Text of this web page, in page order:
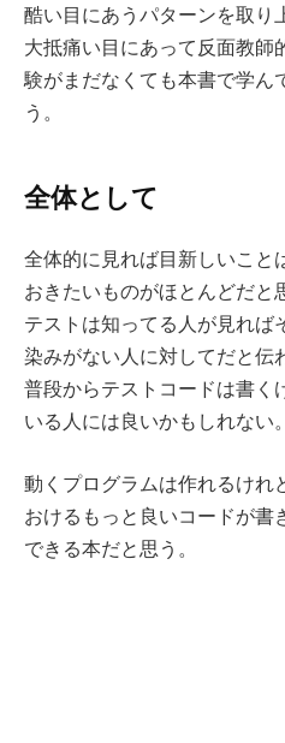
酷い目にあうパターンを取り
大抵痛い目にあって反面教師
験がまだなくても本書で学ん
う。
全体として
全体的に見れば目新しいこと
おきたいものがほとんどだと
テストは知ってる人が見れば
染みがない人に対してだと伝
普段からテストコードは書く
いる人には良いかもしれない。
動くプログラムは作れるけれ
おけるもっと良いコードが書
できる本だと思う。